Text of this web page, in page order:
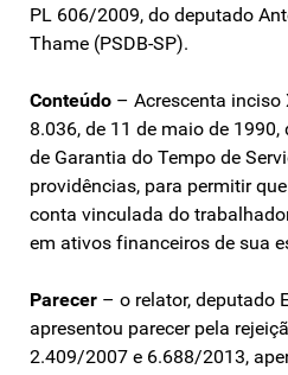
PL 606/2009, do deputado
Thame (PSDB-SP).
Conteúdo – Acrescenta inciso
8.036, de 11 de maio de
de Garantia do Tempo de
providências, para permitir
conta vinculada do
em ativos financeiros de sua
Parecer – o relator, deputado
apresentou parecer pela
2.409/2007 e 6.688/2013,